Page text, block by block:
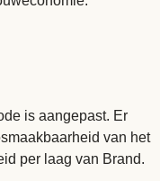
is aangepast. Er
van het
per laag van Brand.